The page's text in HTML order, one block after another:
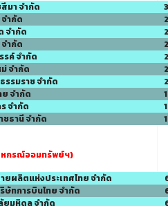
มา จำกัด
ำกัด
จำกัด
ำกัด
ค์ จำกัด
จำกัด
รมราช จำกัด
จำกัด
จำกัด
ธานี จำกัด
หกรณ์ออมทรัพย์ฯ)
ผลิตแห่งประเทศไทย จำกัด
ทการบินไทย จำกัด
มหิดล จำกัด